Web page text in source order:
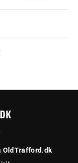
OldTrafford.dk